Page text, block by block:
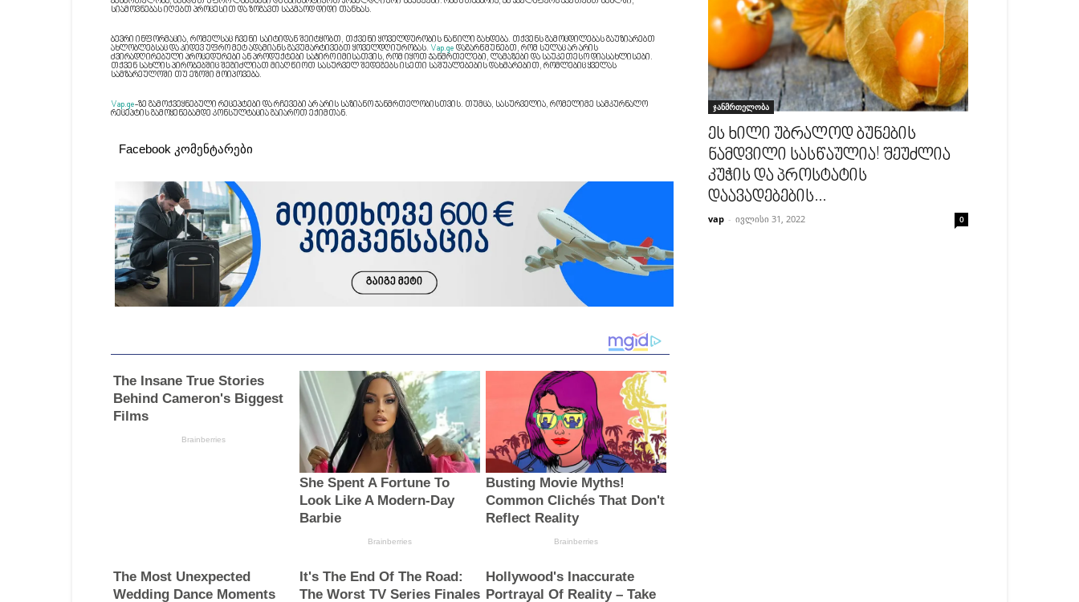
სიამოვნებას იღებთ პროცესით და ზოგავთ საკმაოდ დიდი თანხას.
ბევრი ინფორმაცია, რომელსაც ჩვენი საიტიდან შეიტყობთ, თქვენი ყოველდურობის ნაწილი გახდება. თქვენს გამოცდილებას გაუზიარებთ
ახლობლებსაც და კიდევ უფრო მეტ ადამიანს გავუმარტივებთ ყოველდღიურობას. Vap.ge დაგარწმუნებთ, რომ სულაც არ არის
ძვირადღირებული პროცედურები ან პროდუქტები საჭირო იმისათვის, რომ იყოთ ჯანმრთელები, ლამაზები და საუკეთესო დიასახლისები.
თქვენ სახლის პირობებშიც შეგიძლიათ მიაღწიოთ სასურველ შედეგებს ისეთი საშუალებების დახმარებით, რომლებიც ყველას
სამზარეულოში თუ ეზოში მოიპოვება.
Vap.ge-ზე გამოქვეყნებული რეცეპტები და რჩევები არ არის საზიანო ჯანმრთელობისთვის. თუმცა, სასურველია, რომელიმე სამკურნალო
რეცეპტის გამოყენებამდე კონსულტაცია გაიაროთ ექიმთან.
Facebook კომენტარები
ჯანმრთელობა
ეს ხილი უბრალოდ ბუნების
ნამდვილი სასწაულია! შეუძლია
კუჭის და პროსტატის
დაავადებების...
vap - ივლისი 31, 2022 0